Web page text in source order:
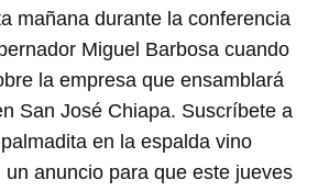
mañana durante la conferencia
Miguel Barbosa cuando
la empresa que ensamblará
San José Chiapa. Suscríbete a
en la espalda vino
anuncio para que este jueves